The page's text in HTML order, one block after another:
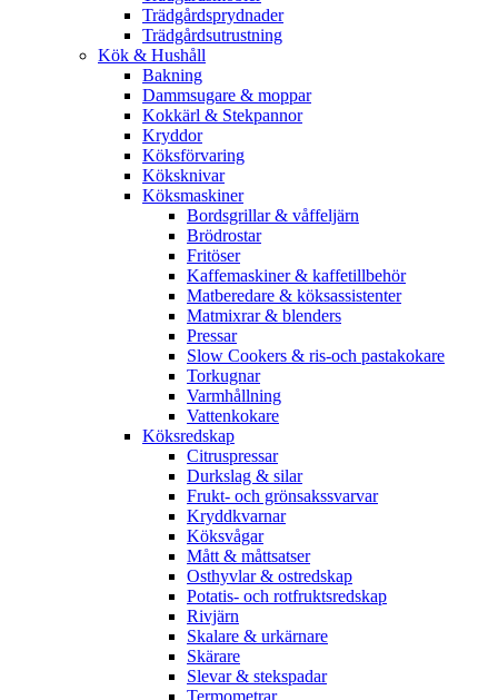
Trädgårdsprydnader
Trädgårdsutrustning
Kök & Hushåll
Bakning
Dammsugare & moppar
Kokkärl & Stekpannor
Kryddor
Köksförvaring
Köksknivar
Köksmaskiner
Bordsgrillar & våffeljärn
Brödrostar
Fritöser
Kaffemaskiner & kaffetillbehör
Matberedare & köksassistenter
Matmixrar & blenders
Pressar
Slow Cookers & ris-och pastakokare
Torkugnar
Varmhållning
Vattenkokare
Köksredskap
Citruspressar
Durkslag & silar
Frukt- och grönsakssvarvar
Kryddkvarnar
Köksvågar
Mått & måttsatser
Osthyvlar & ostredskap
Potatis- och rotfruktsredskap
Rivjärn
Skalare & urkärnare
Skärare
Slevar & stekspadar
Termometrar